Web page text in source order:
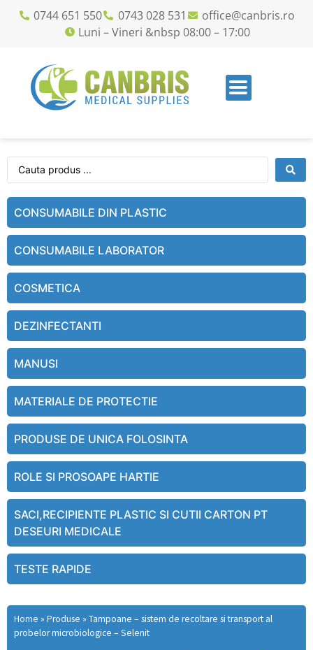
0744 651 550 0743 028 531
office@canbris.ro
Luni – Vineri &nbsp 08:00 – 17:00
CONSUMABILE DIN PLASTIC
CONSUMABILE LABORATOR
COSMETICA
DEZINFECTANTI
MANUSI
MATERIALE DE PROTECTIE
PRODUSE DE UNICA FOLOSINTA
ROLE SI PROSOAPE HARTIE
SACI,RECIPIENTE PLASTIC SI CUTII CARTON PT
DESEURI MEDICALE
TESTE RAPIDE
Home » Produse » Tampoane – sistem de recoltare si transport al
probelor microbiologice – Selenit